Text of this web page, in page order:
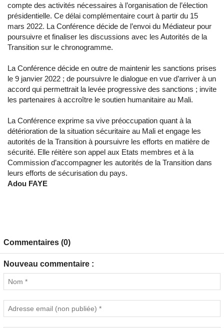
compte des activités nécessaires à l’organisation de l’élection
présidentielle. Ce délai complémentaire court à partir du 15
mars 2022. La Conférence décide de l’envoi du Médiateur pour
poursuivre et finaliser les discussions avec les Autorités de la
Transition sur le chronogramme.
La Conférence décide en outre de maintenir les sanctions prises
le 9 janvier 2022 ; de poursuivre le dialogue en vue d’arriver à un
accord qui permettrait la levée progressive des sanctions ; invite
les partenaires à accroître le soutien humanitaire au Mali.
La Conférence exprime sa vive préoccupation quant à la
détérioration de la situation sécuritaire au Mali et engage les
autorités de la Transition à poursuivre les efforts en matière de
sécurité. Elle réitère son appel aux Etats membres et à la
Commission d’accompagner les autorités de la Transition dans
leurs efforts de sécurisation du pays.
Adou FAYE
Commentaires (0)
Nouveau commentaire :